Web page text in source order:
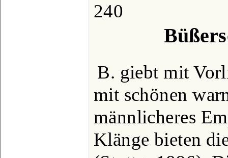
240
B. giebt mit
mit schönen
männlicheres
Klänge bieten